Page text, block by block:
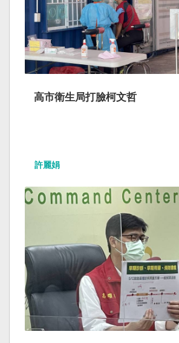
高市衛生局打臉柯文哲
許麗娟